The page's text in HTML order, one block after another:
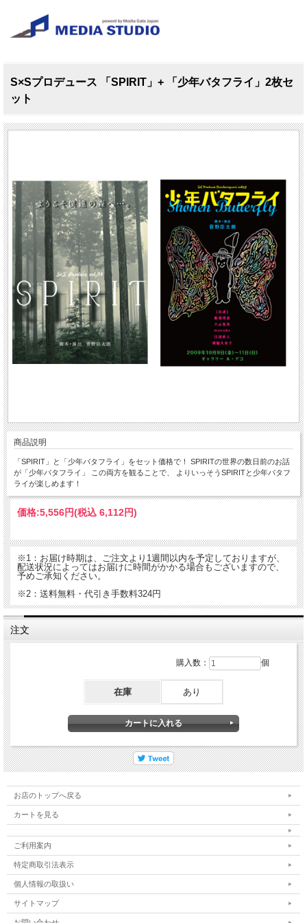
S×Sプロデュース 「SPIRIT」+ 「少年バタフライ」2枚セ
ット
商品説明
「SPIRIT」と「少年バタフライ」をセット価格で！ SPIRITの世界の数日前のお話
が「少年バタフライ」 この両方を観ることで、 よりいっそうSPIRITと少年バタフ
ライが楽しめます！
価格:5,556円(税込 6,112円)
※1：お届け時期は、ご注文より1週間以内を予定しておりますが、
配送状況によってはお届けに時間がかかる場合もございますので、
予めご承知ください。
※2：送料無料・代引き手数料324円
注文
購入数： 個
在庫 あり
お店のトップへ戻る
カートを見る
ご利用案内
特定商取引法表示
個人情報の取扱い
サイトマップ